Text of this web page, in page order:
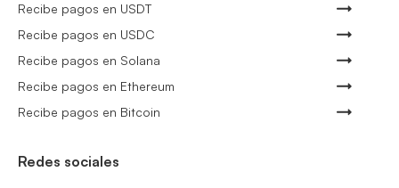
Recibe pagos en USDT
Recibe pagos en USDC
Recibe pagos en Solana
Recibe pagos en Ethereum
Recibe pagos en Bitcoin
Redes sociales